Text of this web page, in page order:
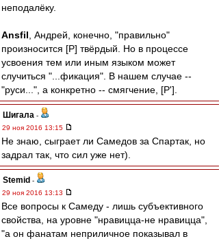
неподалёку.
Ansfil , Андрей, конечно, "правильно"
произносится [Р] твёрдый. Но в процессе
усвоения тем или иным языком может
случиться "...фикация". В нашем случае --
"руси...", а конкретно -- смягчение, [Р'].
Шигала -
29 ноя 2016 13:15
Не знаю, сыграет ли Самедов за Спартак, но
задрал так, что сил уже нет).
Stemid -
29 ноя 2016 13:13
Все вопросы к Самеду - лишь субъективного
свойства, на уровне "нравицца-не нравицца",
"а он фанатам неприличное показывал в